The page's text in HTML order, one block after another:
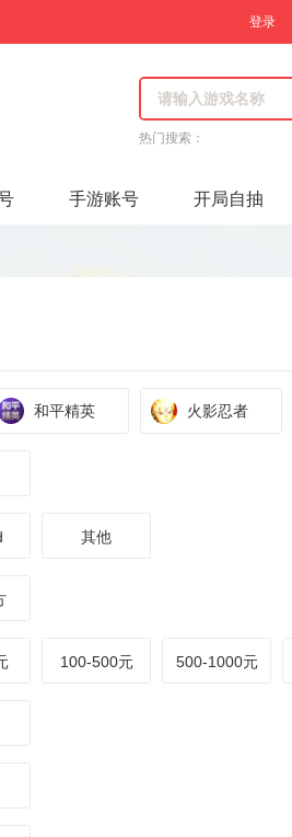
登录
热门搜索：
手游账号 开局自抽
和平精英 火影忍者
其他
100-500元 500-1000元